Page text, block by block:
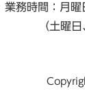
業務時間：月
（土曜